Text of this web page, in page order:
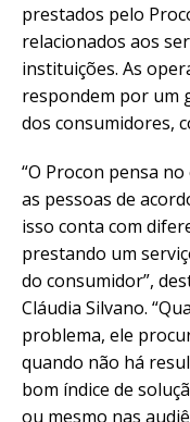
prestados pelo
relacionados aos
instituições. As
respondem por um
dos consumidores,
“O Procon pensa
as pessoas de
isso conta com
prestando um
do consumidor”,
Cláudia Silvano.
problema, ele
quando não há
bom índice de
ou mesmo nas